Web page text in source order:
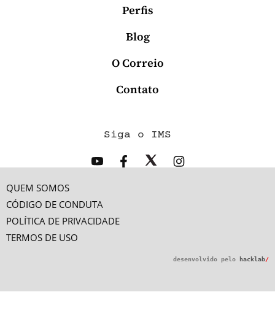
Perfis
Blog
O Correio
Contato
Siga o IMS
QUEM SOMOS
CÓDIGO DE CONDUTA
POLÍTICA DE PRIVACIDADE
TERMOS DE USO
desenvolvido pelo hacklab/